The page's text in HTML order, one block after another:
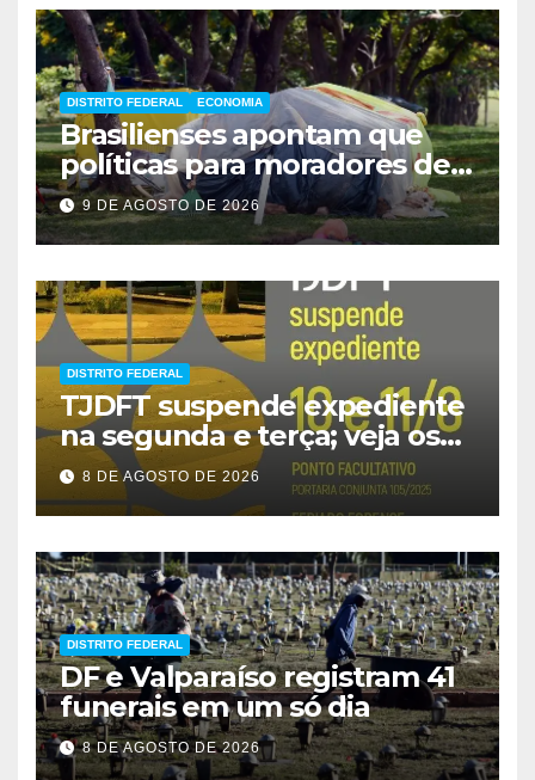
DISTRITO FEDERAL ECONOMIA
Brasilienses apontam que
políticas para moradores de
rua influenciam voto
9 DE AGOSTO DE 2026
DISTRITO FEDERAL
TJDFT suspende expediente
na segunda e terça; veja os
prazos
8 DE AGOSTO DE 2026
DISTRITO FEDERAL
DF e Valparaíso registram 41
funerais em um só dia
8 DE AGOSTO DE 2026